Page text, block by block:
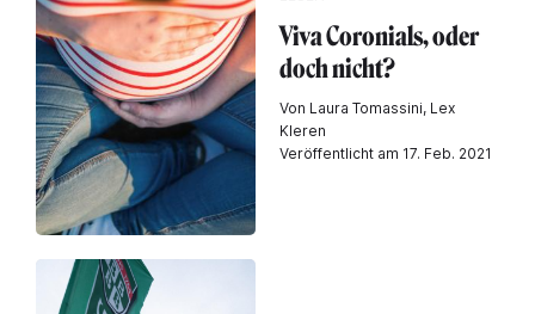
Viva Coronials, oder
doch nicht?
Von Laura Tomassini, Lex
Kleren
Veröffentlicht am 17. Feb. 2021